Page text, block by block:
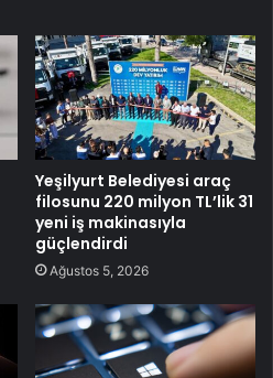
Yeşilyurt Belediyesi araç
filosunu 220 milyon TL’lik 31
yeni iş makinasıyla
güçlendirdi
Ağustos 5, 2026